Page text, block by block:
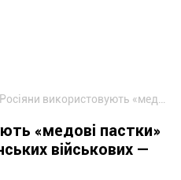
«медові пастки»
військових —